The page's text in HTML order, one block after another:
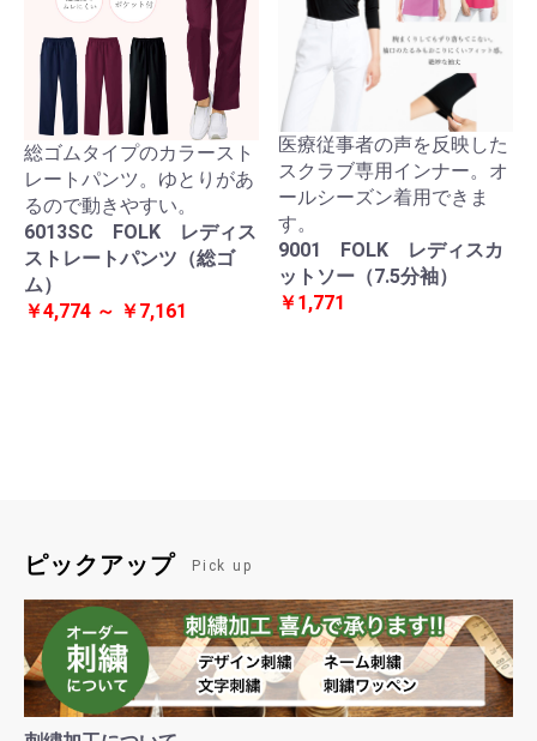
総ゴムタイプのカラースト
レートパンツ。ゆとりがあ
るので動きやすい。
6013SC FOLK レディス
ストレートパンツ（総ゴ
ム）
￥4,774 ～ ￥7,161
医療従事者の声を反映した
スクラブ専用インナー。オ
ールシーズン着用できま
す。
9001 FOLK レディスカ
ットソー（7.5分袖）
￥1,771
ピックアップ Pick up